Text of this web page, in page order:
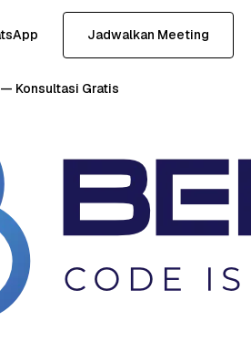
Jadwalkan Meeting
Konsultasi Gratis